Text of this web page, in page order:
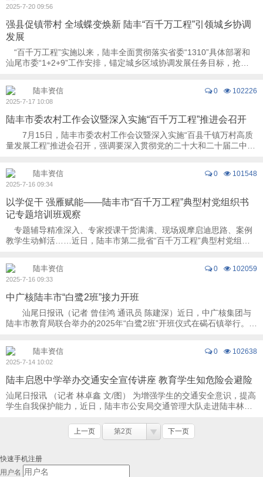
2025-7-20 09:56
强县促镇带村 全域蝶变焕新 陆丰“百千万工程”引领城乡协调
发展
“百千万工程”实施以来，陆丰全面贯彻落实省委“1310”具体部署和
汕尾市委“1+2+9”工作安排，锚定城乡区域协调发展任务目标，抢
0 102226
陆丰资信
2025-7-17 10:08
陆丰市委农村工作会议暨深入实施“百千万工程”推进会召开
7月15日，陆丰市委农村工作会议暨深入实施“百县千镇万村高质
量发展工程”推进会召开，强调要深入贯彻党的二十大和二十届二中、
0 101548
陆丰资信
2025-7-16 09:34
以学促干 强雁赋能——陆丰市“百千万工程”典型村党组织书
记专题培训班观察
专题辅导精准深入、专家授课干货满满、现场观摩启迪思路、案例
教学生动鲜活……近日，陆丰市第二批省“百千万工程”典型村党组织
0 102059
陆丰资信
2025-7-16 09:33
中广核陆丰市“白鹭2班”接力开班
汕尾日报讯（记者 曾佳鸿 通讯员 陈建深）近日，中广核集团与
陆丰市教育局联合举办的2025年“白鹭2班”开班仪式在碣石镇举行。此
0 102638
陆丰资信
2025-7-14 10:02
陆丰启恩中学举办交通安全宣传讲座 教育学生知危险会避险
汕尾日报讯 （记者 林卓鑫 文/图） 为增强学生的交通安全意识，提高
学生自我保护能力，近日，陆丰市公安局交通管理大队走进陆丰林启
上一页 第2页 下一页
快速手机注册
用户名